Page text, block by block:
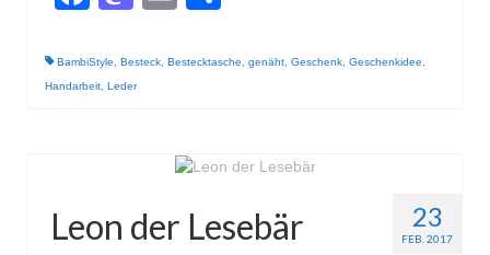
BambiStyle Besteck Bestecktasche genäht Geschenk Geschenkidee
Handarbeit Leder
23
FEB. 2017
Leon der Lesebär